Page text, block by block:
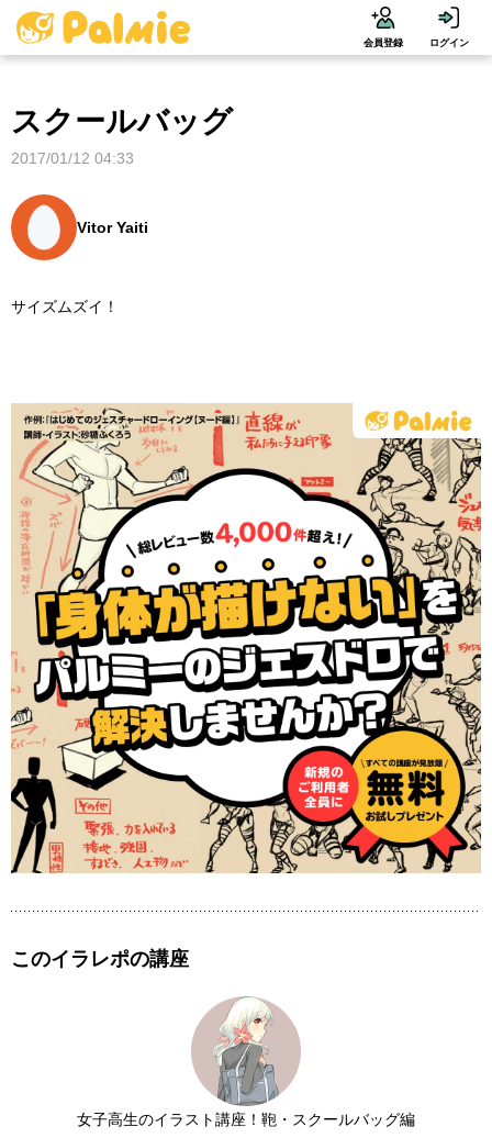
会員登録 ログイン
スクールバッグ
2017/01/12 04:33
Vitor Yaiti
サイズムズイ！
このイラレポの講座
女子高生のイラスト講座！鞄・スクールバッグ編